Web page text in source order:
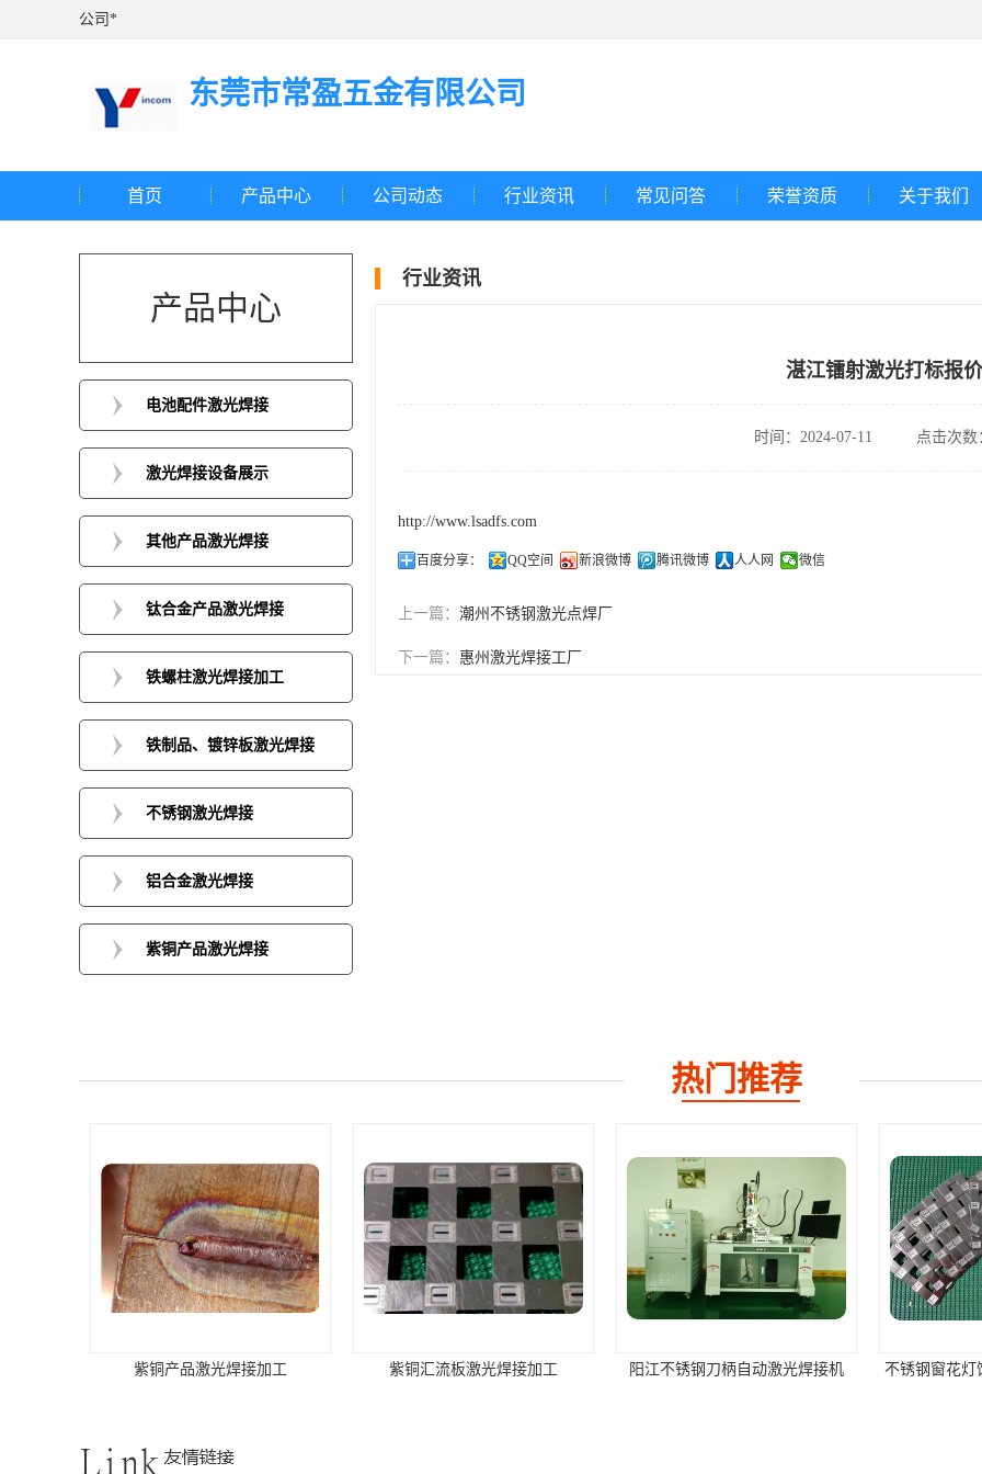
公司*
东莞市常盈五金有限公司
首页 产品中心 公司动态 行业资讯 常见问答 荣誉资质 关于我们
产品中心
电池配件激光焊接
激光焊接设备展示
其他产品激光焊接
钛合金产品激光焊接
铁螺柱激光焊接加工
铁制品、镀锌板激光焊接
不锈钢激光焊接
铝合金激光焊接
紫铜产品激光焊接
行业资讯
湛江镭射激光打标报价
时间：2024-07-11 点击次数
http://www.lsadfs.com
百度分享： QQ空间 新浪微博 腾讯微博 人人网 微信
上一篇： 潮州不锈钢激光点焊厂
下一篇： 惠州激光焊接工厂
热门推荐
紫铜产品激光焊接加工 紫铜汇流板激光焊接加工 阳江不锈钢刀柄自动激光焊接机 不锈钢窗花灯